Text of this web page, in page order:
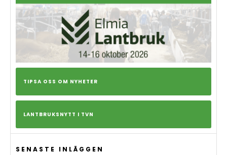
TIPSA OSS OM NYHETER
LANTBRUKSNYTT I TVN
SENASTE INLÄGGEN